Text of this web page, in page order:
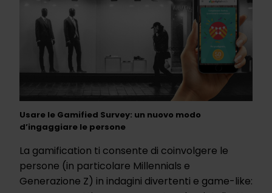
Usare le Gamified Survey: un nuovo modo
d’ingaggiare le persone
La gamification ti consente di coinvolgere le
persone (in particolare Millennials e
Generazione Z) in indagini divertenti e game-like: